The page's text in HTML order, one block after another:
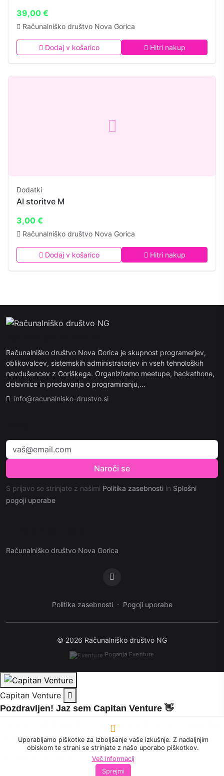
39,00 €
Računalniško društvo Nova Gorica
Dodaj v košarico Hitri nakup
Dodatki
AI storitve M
3,00 €
Računalniško društvo Nova Gorica
Dodaj v košarico Hitri nakup
Računalniško društvo Nova Gorica je skupnost programerjev,
oblikovalcev, sistemskih administratorjev in vseh tehnoloških
navdušencev z Goriškega. Organiziramo meetupe, hackathone,
delavnice in predavanja o programiranju,…
info@racunalnisko-drustvo.si
Naroči se
S prijavo se strinjate z našimi Politika zasebnosti in Splošni
pogoji uporabe
Računalniško društvo Nova Gorica
Politika zasebnosti · Pogoji uporabe
© 2026 Računalniško društvo NG
Poganja Eventure
Capitan Venture
Pozdravljen! Jaz sem Capitan Venture 👋
V nekaj hitrih korakih ti bom razkazal Eventure. Pripravljen
za raziskovanje?
Uporabljamo piškotke za izboljšanje vaše izkušnje. Z nadaljnjim
obiskom te strani se strinjate z našo uporabo piškotkov.
Več informacij
Sprejmi